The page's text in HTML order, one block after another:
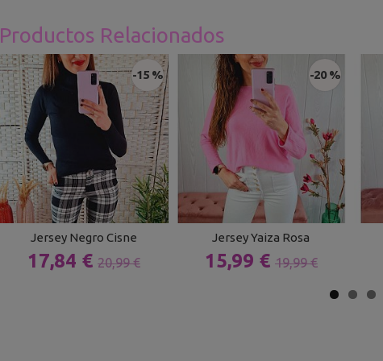
Productos Relacionados
-15 %
Jersey Negro Cisne
17,84 € 20,99 €
-20 %
Jersey Yaiza Rosa
15,99 € 19,99 €